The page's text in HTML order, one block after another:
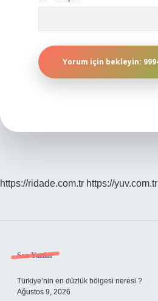
https://ridade.com.tr https://yuv.com.tr
Sidebar
Son Yazılar
Türkiye’nin en düzlük bölgesi neresi ?
Ağustos 9, 2026